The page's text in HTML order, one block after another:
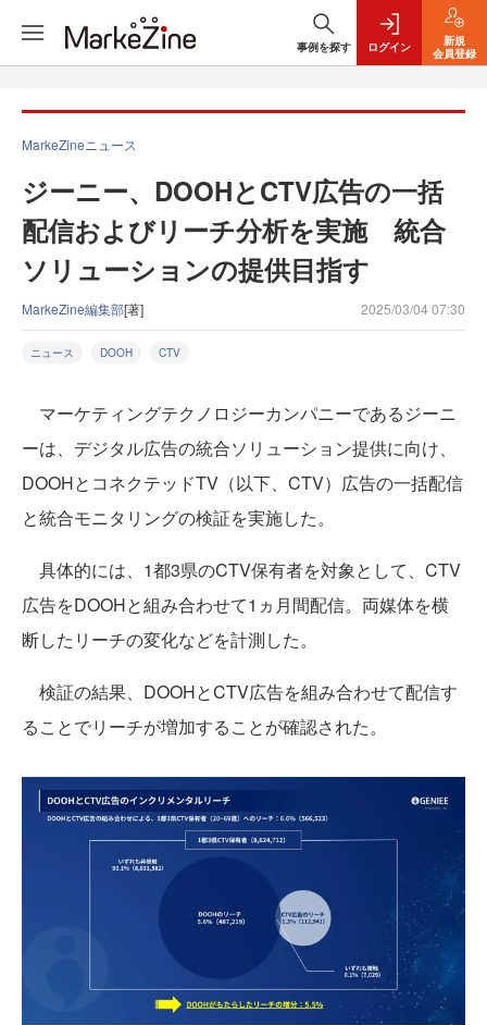
事例を探す ログイン
新規
会員登録
MarkeZineニュース
ジーニー、DOOHとCTV広告の一括
配信およびリーチ分析を実施 統合
ソリューションの提供目指す
MarkeZine編集部[著] 2025/03/04 07:30
ニュース DOOH CTV
マーケティングテクノロジーカンパニーであるジーニ
ーは、デジタル広告の統合ソリューション提供に向け、
DOOHとコネクテッドTV（以下、CTV）広告の一括配信
と統合モニタリングの検証を実施した。
具体的には、1都3県のCTV保有者を対象として、CTV
広告をDOOHと組み合わせて1ヵ月間配信。両媒体を横
断したリーチの変化などを計測した。
検証の結果、DOOHとCTV広告を組み合わせて配信す
ることでリーチが増加することが確認された。